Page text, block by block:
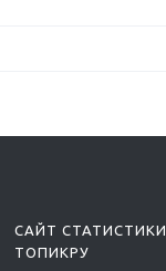
САЙТ СТАТИСТИКИ
ТОПИКРУ